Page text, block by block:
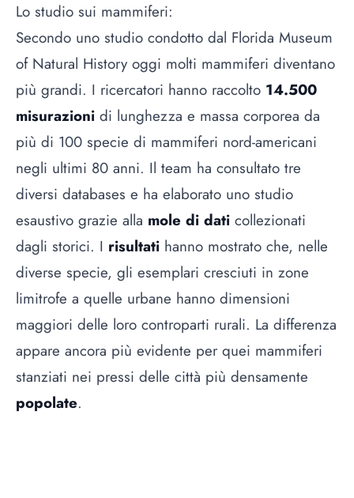
Lo studio sui mammiferi:
Secondo uno studio condotto dal Florida Museum
of Natural History oggi molti mammiferi diventano
più grandi. I ricercatori hanno raccolto 14.500
misurazioni di lunghezza e massa corporea da
più di 100 specie di mammiferi nord-americani
negli ultimi 80 anni. Il team ha consultato tre
diversi databases e ha elaborato uno studio
esaustivo grazie alla mole di dati collezionati
dagli storici. I risultati hanno mostrato che, nelle
diverse specie, gli esemplari cresciuti in zone
limitrofe a quelle urbane hanno dimensioni
maggiori delle loro controparti rurali. La differenza
appare ancora più evidente per quei mammiferi
stanziati nei pressi delle città più densamente
popolate.